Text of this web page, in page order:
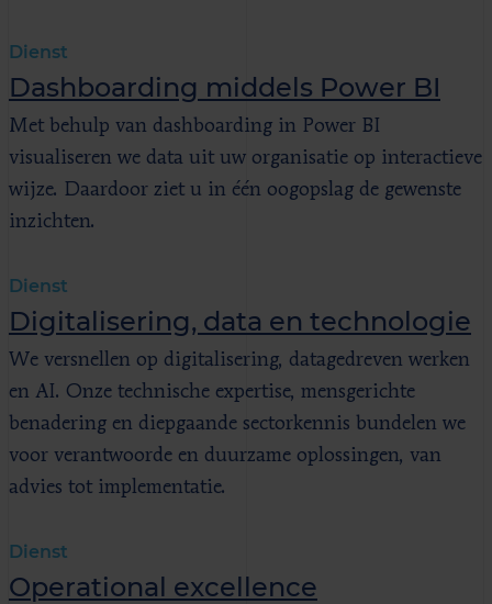
Dienst
Dashboarding middels Power BI
Met behulp van dashboarding in Power BI
visualiseren we data uit uw organisatie op interactieve
wijze. Daardoor ziet u in één oogopslag de gewenste
inzichten.
Dienst
Digitalisering, data en technologie
We versnellen op digitalisering, datagedreven werken
en AI. Onze technische expertise, mensgerichte
benadering en diepgaande sectorkennis bundelen we
voor verantwoorde en duurzame oplossingen, van
advies tot implementatie.
Dienst
Operational excellence